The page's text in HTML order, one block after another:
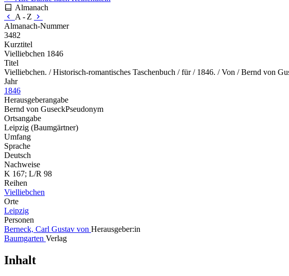
Almanach
A - Z
Almanach-Nummer
3482
Kurztitel
Vielliebchen 1846
Titel
Vielliebchen. / Historisch-romantisches Taschenbuch / für / 1846. / Von / Bernd von
Jahr
1846
Herausgeberangabe
Bernd von GuseckPseudonym
Ortsangabe
Leipzig (Baumgärtner)
Umfang
Sprache
Deutsch
Nachweise
K 167; L/R 98
Reihen
Vielliebchen
Orte
Leipzig
Personen
Berneck, Carl Gustav von Herausgeber:in
Baumgarten Verlag
Inhalt